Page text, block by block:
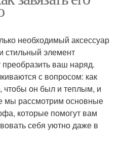
необходимый аксессуар
стильный элемент
ваш наряд.
с вопросом: как
чтобы он был и теплым, и
мы рассмотрим основные
которые помогут вам
себя уютно даже в